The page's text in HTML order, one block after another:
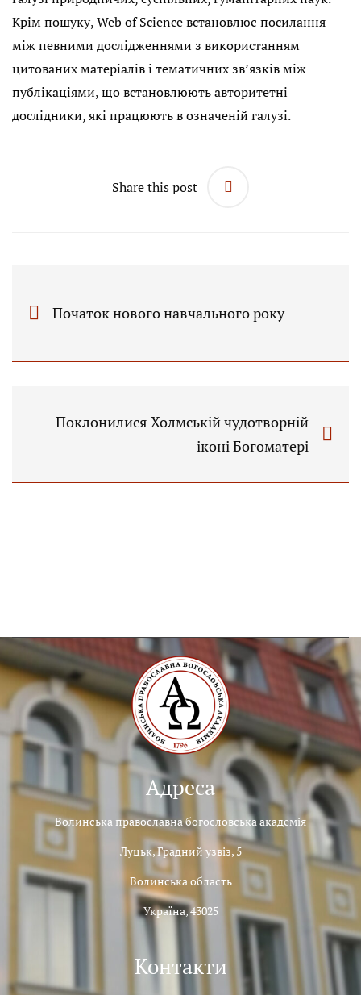
Крім пошуку, Web of Science встановлює посилання
між певними дослідженнями з використанням
цитованих матеріалів і тематичних зв’язків між
публікаціями, що встановлюють авторитетні
дослідники, які працюють в означеній галузі.
Share this post
Початок нового навчального року
Поклонилися Холмській чудотворній
іконі Богоматері
Адреса
Волинська православна богословська академія
Луцьк, Градний узвіз, 5
Волинська область
Україна, 43025
Контакти